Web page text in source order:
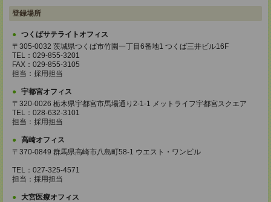
登録場所
つくばサテライトオフィス
〒305-0032 茨城県つくば市竹園一丁目6番地1 つくば三井ビル16F
TEL：029-855-3201
FAX：029-855-3105
担当：採用担当
宇都宮オフィス
〒320-0026 栃木県宇都宮市馬場通り2-1-1 メットライフ宇都宮スクエア
TEL：028-632-3101
担当：採用担当
高崎オフィス
〒370-0849 群馬県高崎市八島町58-1 ウエスト・ワンビル
TEL：027-325-4571
担当：採用担当
大宮医療オフィス